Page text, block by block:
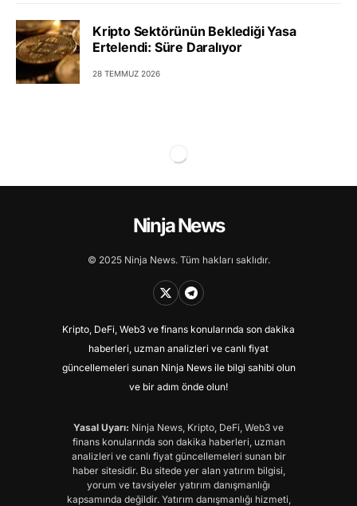
Kripto Sektörünün Beklediği Yasa
Ertelendi: Süre Daralıyor
28 TEMMUZ 2026
Ninja News
© 2025 Ninja News. Tüm hakları saklıdır.
Kripto, DeFi, Web3 ve finans konularında son dakika
haberleri, uzman analizleri ve canlı fiyat
güncellemeleri sunan Ninja News ile bilgi sahibi olun
ve bir adım önde olun!
Yasal Uyarı: Ninja News, Kripto, DeFi, Web3 ve
finans konularında son dakika haberleri, uzman
analizleri ve canlı fiyat güncellemeleri sunan bir
haber sitesidir. Bu sitede yer alan yatırım bilgisi,
yorum ve tavsiyeler yatırım danışmanlığı
kapsamında değildir. Yatırım danışmanlığı hizmeti,